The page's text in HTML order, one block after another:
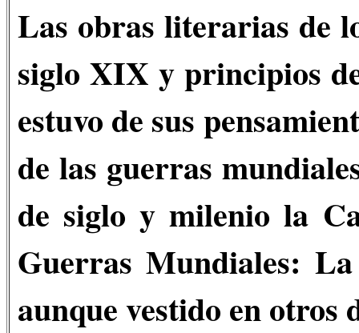
Las obras literarias de
siglo XIX y principios
estuvo de sus
de las guerras
de siglo y milenio la
Guerras Mundiales:
aunque vestido en otros